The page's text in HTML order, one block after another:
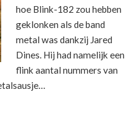
hoe Blink-182 zou hebben
geklonken als de band
metal was dankzij Jared
Dines. Hij had namelijk een
flink aantal nummers van